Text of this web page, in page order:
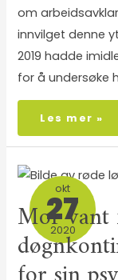
om
innvilget denne
2019 hadde
for å undersøke
Les mer »
okt
27
2020
Mor vant